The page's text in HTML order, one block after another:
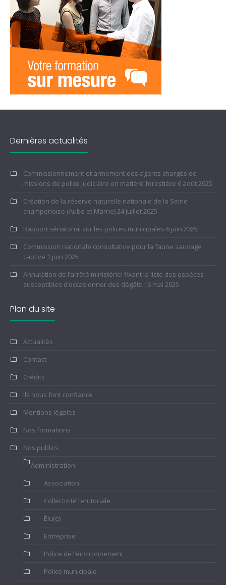
Dernières actualités
Commissionnement et armement des agents chargés de
missions de police judiciaire en matière forestière 6 août 2025
Création de la réserve naturelle nationale de la Seine
champenoise (Aube et Marne)24 juillet 2025
Rapport sénatorial sur les polices municipales 6 juin 2025
Commission nationale consultative pour la faune sauvage
captive 1 juin 2025
Annulation de l’arrêté ministériel fixant la liste des espèces
susceptibles d’occasionner des dégâts 16 mai 2025
Plan du site
Actualités
Contact
Crédits
Ils nous font confiance
Mentions légales
Nos formations
Nos publics
Administration
Association
Collectivité territoriale
Élu(e)
Entreprise
Police de l’environnement
Police municipale